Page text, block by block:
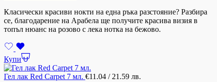
Класически красиви нокти на една ръка разстояние? Разбира
се, благодарение на Арабела ще получите красива визия в
топъл нюанс на розово с лека нотка на бежово.
Купи
Гел лак Red Carpet 7 мл. €11.04 / 21.59 лв.